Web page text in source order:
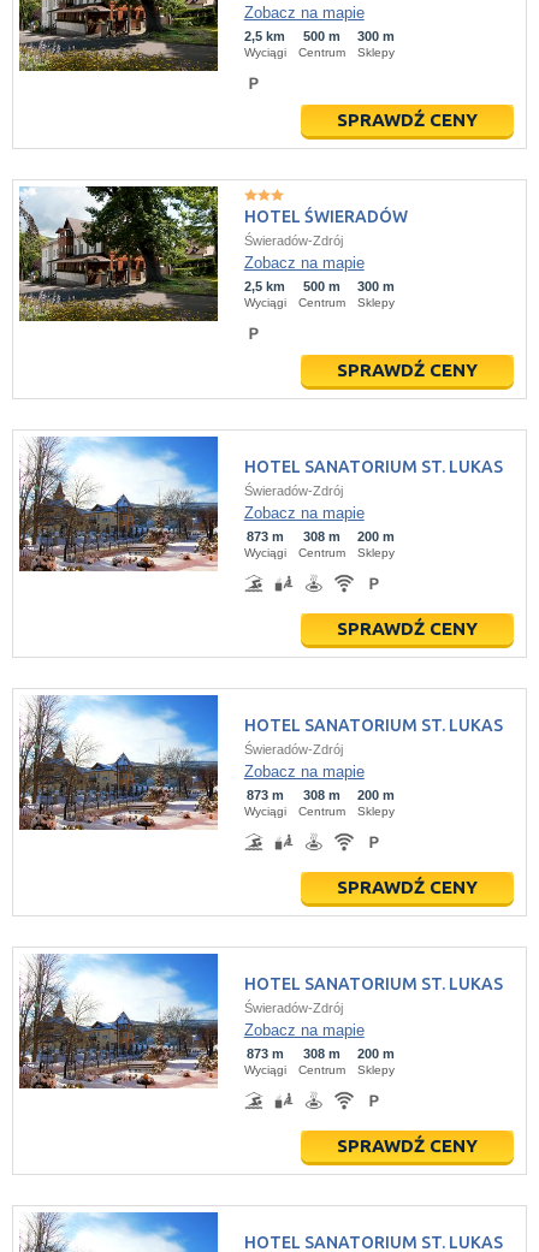
Zobacz na mapie
2,5 km
Wyciągi
500 m
Centrum
300 m
Sklepy
SPRAWDŹ CENY
HOTEL ŚWIERADÓW
Świeradów-Zdrój
Zobacz na mapie
2,5 km
Wyciągi
500 m
Centrum
300 m
Sklepy
SPRAWDŹ CENY
HOTEL SANATORIUM ST. LUKAS
Świeradów-Zdrój
Zobacz na mapie
873 m
Wyciągi
308 m
Centrum
200 m
Sklepy
SPRAWDŹ CENY
HOTEL SANATORIUM ST. LUKAS
Świeradów-Zdrój
Zobacz na mapie
873 m
Wyciągi
308 m
Centrum
200 m
Sklepy
SPRAWDŹ CENY
HOTEL SANATORIUM ST. LUKAS
Świeradów-Zdrój
Zobacz na mapie
873 m
Wyciągi
308 m
Centrum
200 m
Sklepy
SPRAWDŹ CENY
HOTEL SANATORIUM ST. LUKAS